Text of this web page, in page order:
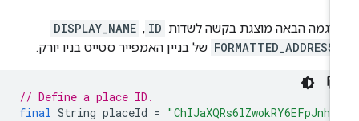
הבאה מוצגת בקשה לשדות ID
,
DISPLAY_NAME
FORMATTED_ADDRESS של בניין האמפייר סטייט בניו יורק.
// Define a place ID.
final String placeId =